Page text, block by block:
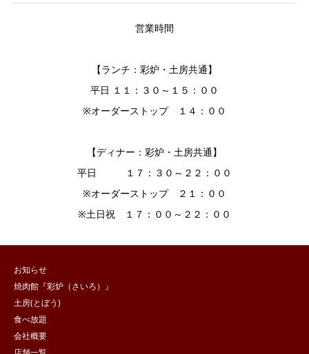
営業時間
【ランチ：彩炉・土房共通】
平日 １１：３０～１５：００
※オーダーストップ １４：００
【ディナー：彩炉・土房共通】
平日 １７：３０～２２：００
※オーダーストップ ２１：００
※土日祝 １７：００～２２：００
お知らせ
焼肉館『彩炉（さいろ）』
土房(とぼう)
食べ放題
会社概要